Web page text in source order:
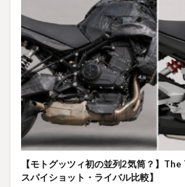
【モトグッツィ初の並列2気筒？】
スパイショット・ライバル比較】